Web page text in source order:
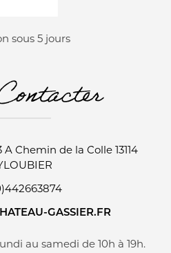
sous 5 jours
Chemin de la Colle 13114
GASSIER.FR
au samedi de 10h à 19h.